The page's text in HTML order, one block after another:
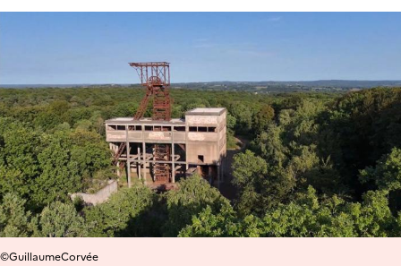
©GuillaumeCorvée